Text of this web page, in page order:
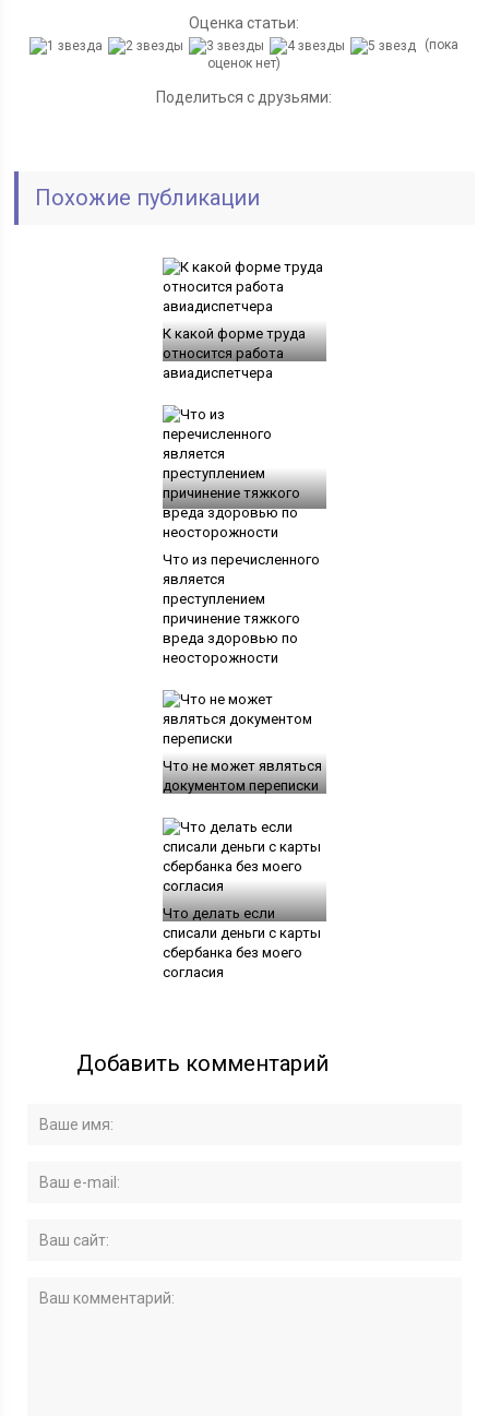
Оценка статьи:
(пока
оценок нет)
Поделиться с друзьями:
Похожие публикации
К какой форме труда
относится работа
авиадиспетчера
Что из перечисленного
является
преступлением
причинение тяжкого
вреда здоровью по
неосторожности
Что не может являться
документом переписки
Что делать если
списали деньги с карты
сбербанка без моего
согласия
Добавить комментарий